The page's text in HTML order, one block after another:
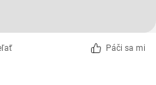
Páči sa mi